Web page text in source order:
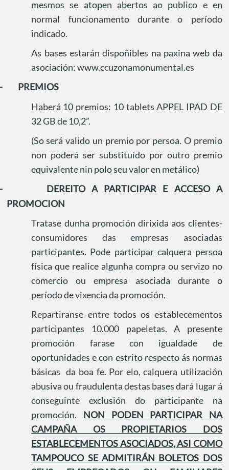
mesmos se atopen abertos ao publico e en
normal funcionamento durante o período
indicado.
As bases estarán dispoñibles na paxina web da
asociación: www.ccuzonamonumental.es
PREMIOS
Haberá 10 premios: 10 tablets APPEL IPAD DE
32 GB de 10,2”.
(So será valido un premio por persoa. O premio
non poderá ser substituído por outro premio
equivalente nin polo seu valor en metálico)
DEREITO A PARTICIPAR E ACCESO A
PROMOCION
Tratase dunha promoción dirixida aos clientes-
consumidores das empresas asociadas
participantes. Pode participar calquera persoa
física que realice algunha compra ou servizo no
comercio ou empresa asociada durante o
período de vixencia da promoción.
Repartiranse entre todos os establecementos
participantes 10.000 papeletas. A presente
promoción farase con igualdade de
oportunidades e con estrito respecto ás normas
básicas da boa fe. Por elo, calquera utilización
abusiva ou fraudulenta destas bases dará lugar á
conseguinte exclusión do participante na
promoción. NON PODEN PARTICIPAR NA
CAMPAÑA OS PROPIETARIOS DOS
ESTABLECEMENTOS ASOCIADOS, ASI COMO
TAMPOUCO SE ADMITIRÁN BOLETOS DOS